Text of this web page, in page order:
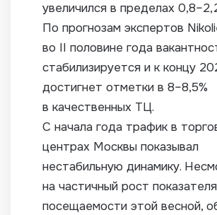
увеличился в пределах
По прогнозам экспертов
во II половине года
стабилизируется и к концу
достигнет отметки в 8–8,5%
в качественных ТЦ.
С начала года трафик в
центрах Москвы показывал
нестабильную динамику.
на частичный рост показателя
посещаемости этой весной,